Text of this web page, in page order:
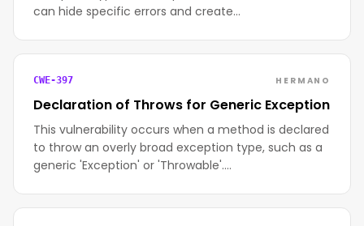
can hide specific errors and create…
CWE-397 HERMANO
Declaration of Throws for Generic Exception
This vulnerability occurs when a method is declared
to throw an overly broad exception type, such as a
generic 'Exception' or 'Throwable'.…